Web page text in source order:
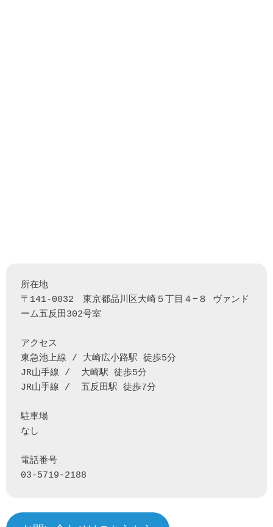
所在地
〒141-0032　東京都品川区大崎５丁目４−８ ヴァンド
ーム五反田302号室
アクセス
東急池上線 / 大崎広小路駅 徒歩5分
JR山手線 /  大崎駅 徒歩5分
JR山手線 /  五反田駅 徒歩7分
駐車場
なし
電話番号
03-5719-2188